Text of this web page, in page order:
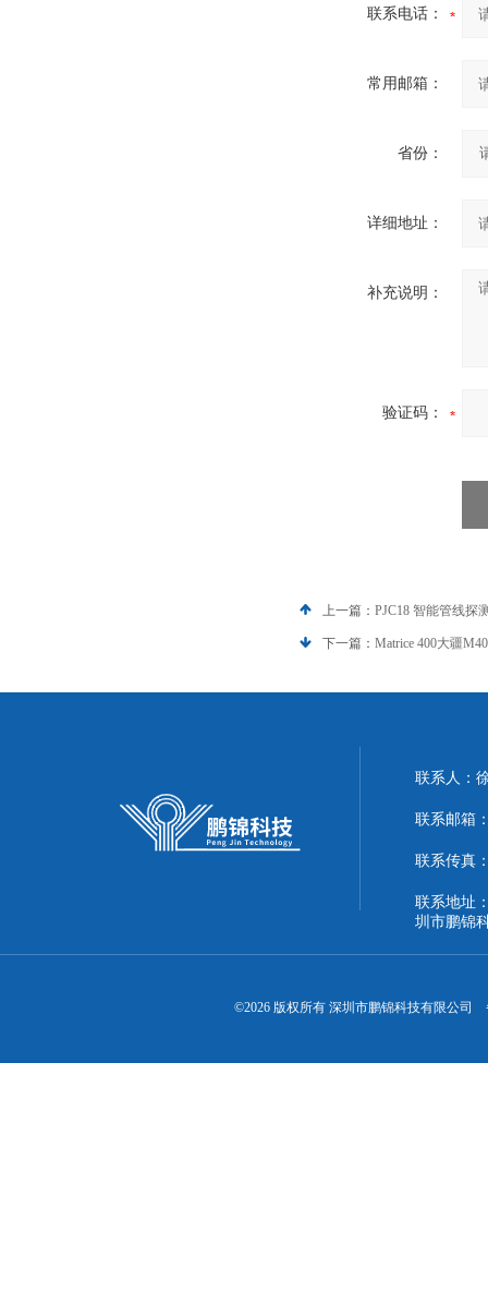
联系电话：
常用邮箱：
省份：
详细地址：
补充说明：
验证码：
上一篇： PJC18 智能管线探
下一篇： Matrice 400大疆
联系人：
联系邮箱
联系传真
联系地址
圳市鹏锦
©2026 版权所有 深圳市鹏锦科技有限公司